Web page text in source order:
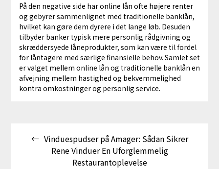
På den negative side har online lån ofte højere renter
og gebyrer sammenlignet med traditionelle banklån,
hvilket kan gøre dem dyrere i det lange løb. Desuden
tilbyder banker typisk mere personlig rådgivning og
skræddersyede låneprodukter, som kan være til fordel
for låntagere med særlige finansielle behov. Samlet set
er valget mellem online lån og traditionelle banklån en
afvejning mellem hastighed og bekvemmelighed
kontra omkostninger og personlig service.
Vinduespudser på Amager: Sådan Sikrer
Rene Vinduer En Uforglemmelig
Restaurantoplevelse